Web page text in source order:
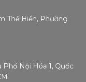
Thế Hiển, Phường
Phố Nội Hóa 1, Quốc